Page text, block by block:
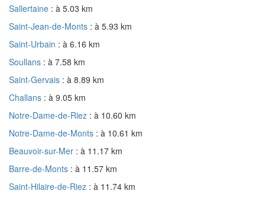
Sallertaine : à 5.03 km
Saint-Jean-de-Monts : à 5.93 km
Saint-Urbain : à 6.16 km
Soullans : à 7.58 km
Saint-Gervais : à 8.89 km
Challans : à 9.05 km
Notre-Dame-de-Riez : à 10.60 km
Notre-Dame-de-Monts : à 10.61 km
Beauvoir-sur-Mer : à 11.17 km
Barre-de-Monts : à 11.57 km
Saint-Hilaire-de-Riez : à 11.74 km